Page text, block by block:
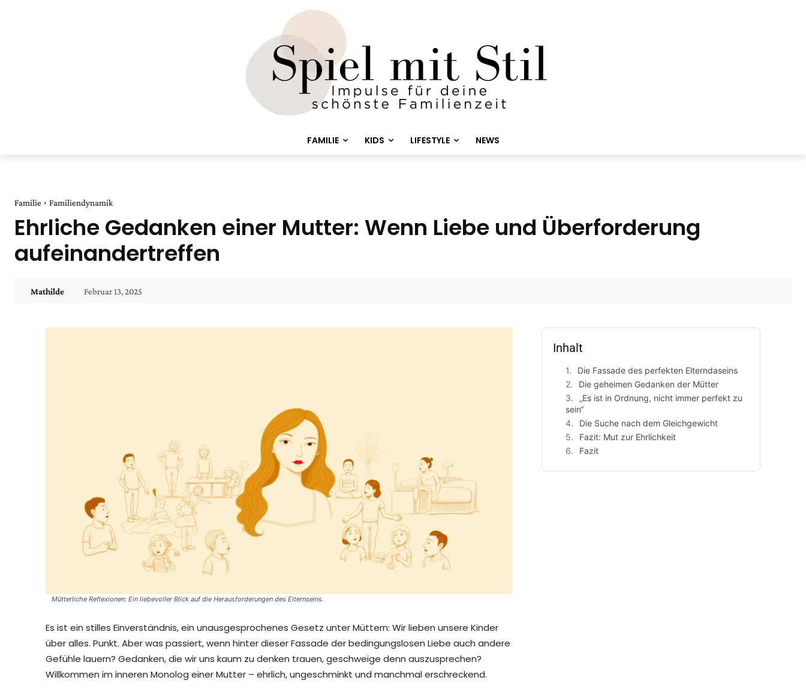
FAMILIE KIDS LIFESTYLE NEWS
Familie Familiendynamik
Ehrliche Gedanken einer Mutter: Wenn Liebe und Überforderung
aufeinandertreffen
Mathilde Februar 13, 2025
Mütterliche Reflexionen: Ein liebevoller Blick auf die Herausforderungen des Elternseins.
Es ist ein stilles Einverständnis, ein unausgesprochenes Gesetz unter Müttern: Wir lieben unsere Kinder
über alles. Punkt. Aber was passiert, wenn hinter dieser Fassade der bedingungslosen Liebe auch andere
Gefühle lauern? Gedanken, die wir uns kaum zu denken trauen, geschweige denn auszusprechen?
Willkommen im inneren Monolog einer Mutter – ehrlich, ungeschminkt und manchmal erschreckend.
Inhalt
Die Fassade des perfekten Elterndaseins
Die geheimen Gedanken der Mütter
„Es ist in Ordnung, nicht immer perfekt zu
sein“
Die Suche nach dem Gleichgewicht
Fazit: Mut zur Ehrlichkeit
Fazit